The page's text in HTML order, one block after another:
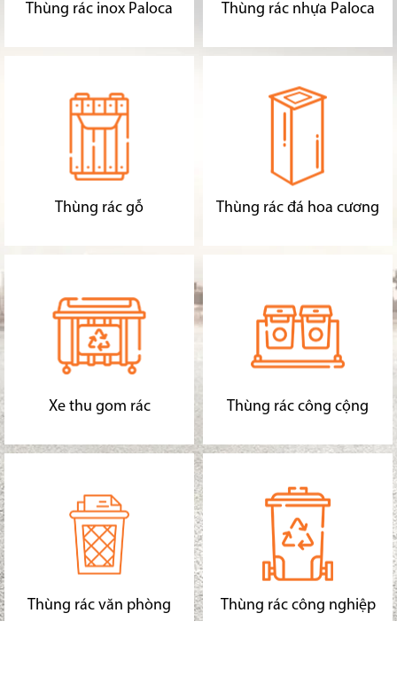
Thùng rác inox Paloca Thùng rác nhựa Paloca
Thùng rác gỗ Thùng rác đá hoa cương
Xe thu gom rác Thùng rác công cộng
Thùng rác văn phòng Thùng rác công nghiệp